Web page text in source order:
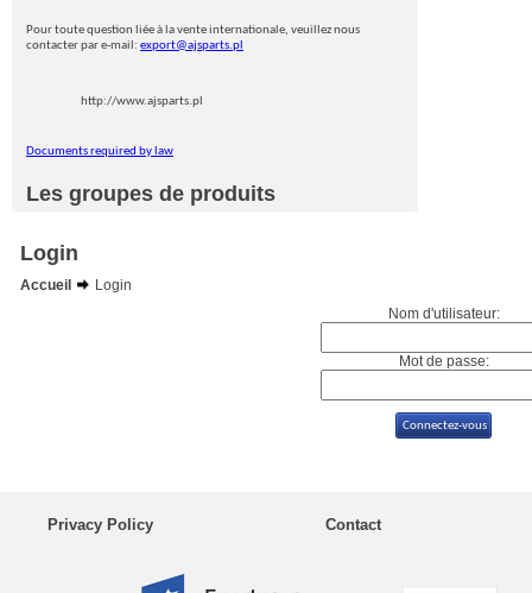
Pour toute question liée à la vente internationale, veuillez nous
contacter par e-mail: export@ajsparts.pl
http://www.ajsparts.pl
Documents required by law
Les groupes de produits
Login
Accueil
Login
Nom d'utilisateur:
Mot de passe:
Privacy Policy Contact